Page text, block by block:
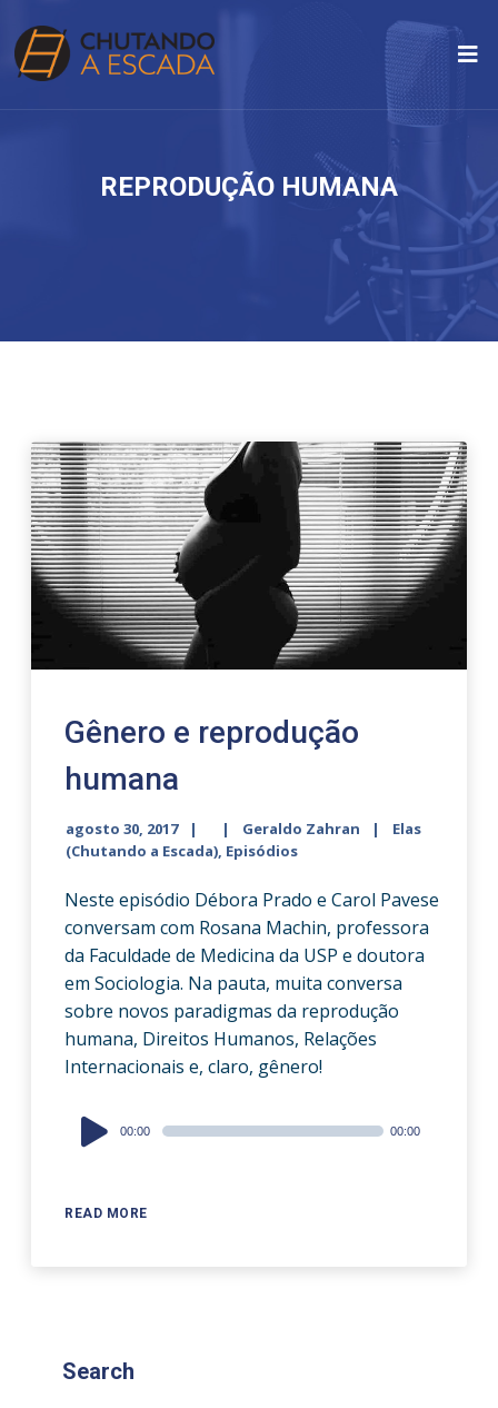
REPRODUÇÃO HUMANA
Gênero e reprodução
humana
agosto 30, 2017 Geraldo Zahran
Elas
(Chutando a Escada), Episódios
Neste episódio Débora Prado e Carol Pavese
conversam com Rosana Machin, professora
da Faculdade de Medicina da USP e doutora
em Sociologia. Na pauta, muita conversa
sobre novos paradigmas da reprodução
humana, Direitos Humanos, Relações
Internacionais e, claro, gênero!
READ MORE
Audio
Player
00:00 00:00
Search